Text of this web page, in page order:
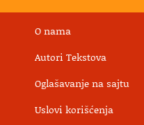
O nama
Autori Tekstova
Oglašavanje na sajtu
Uslovi korišćenja